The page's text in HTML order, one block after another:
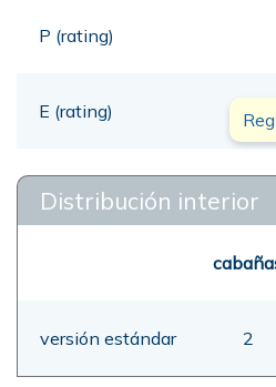
P (rating)
E (rating)
Distribución interior
versión estándar 2